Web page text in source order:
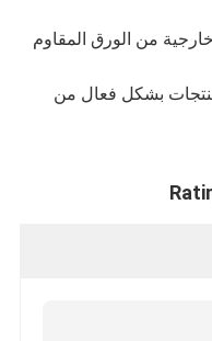
من الورق المقاوم
بشكل فعال من